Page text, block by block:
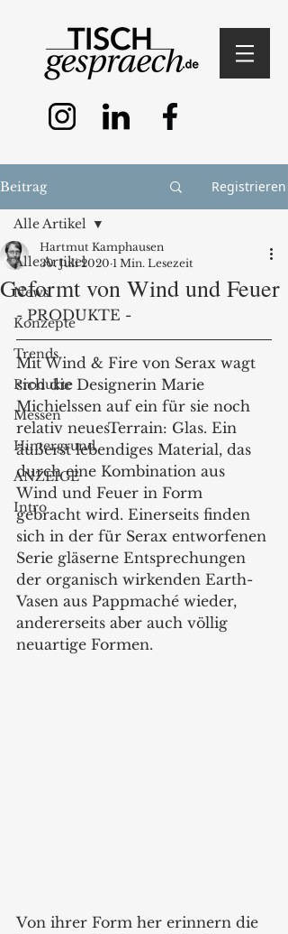
Beitrag Registrieren
Alle Artikel
News
Konzepte
Trends
Produkte
Messen
Hintergrund
ANZEIGE
Intro
Alle Artikel
Geformt von Wind und Feuer
Hartmut Kamphausen
30. Juli 2020 1 Min. Lesezeit
- PRODUKTE -
Mit Wind & Fire von Serax wagt
sich die Designerin Marie
Michielssen auf ein für sie noch
relativ neuesTerrain: Glas. Ein
äußerst lebendiges Material, das
durch eine Kombination aus
Wind und Feuer in Form
gebracht wird. Einerseits finden
sich in der für Serax entworfenen
Serie gläserne Entsprechungen
der organisch wirkenden Earth-
Vasen aus Pappmaché wieder,
andererseits aber auch völlig
neuartige Formen.
Von ihrer Form her erinnern die